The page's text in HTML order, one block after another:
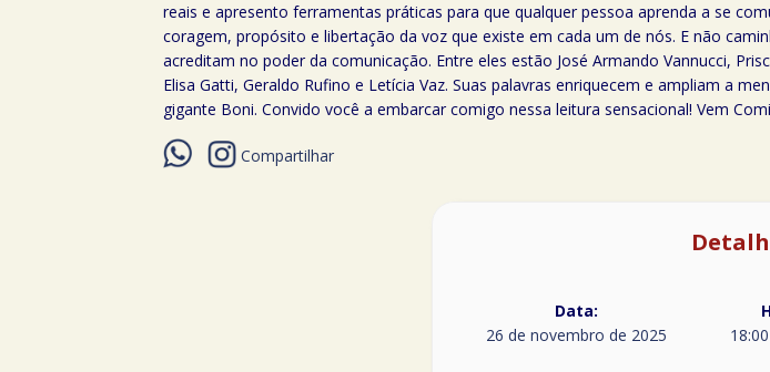
reais e apresento ferramentas práticas para que qualquer pessoa aprenda a se
coragem, propósito e libertação da voz que existe em cada um de nós. E não
acreditam no poder da comunicação. Entre eles estão José Armando Vannucci,
Elisa Gatti, Geraldo Rufino e Letícia Vaz. Suas palavras enriquecem e ampliam a
gigante Boni. Convido você a embarcar comigo nessa leitura sensacional! Vem
Compartilhar
Data:
26 de novembro de 2025